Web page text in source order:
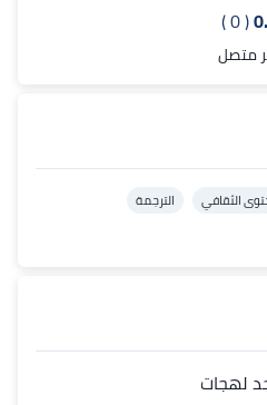
( 0 )
متصل
الثقافي
الترجمة
لهجات